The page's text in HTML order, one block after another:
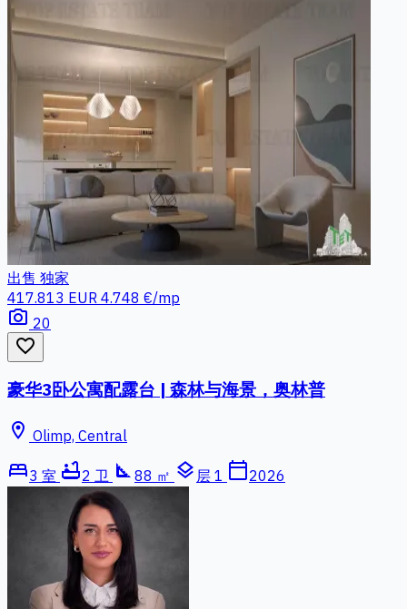
出售 独家
417.813 EUR 4.748 €/mp
photo_camera 20
favorite_border
豪华3卧公寓配露台 | 森林与海景，奥林普
location_on Olimp, Central
bed3 室 bathtub2 卫 square_foot 88 ㎡ layers 层 1 calendar_today2026